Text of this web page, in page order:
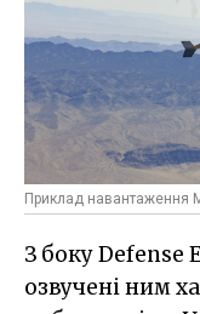
Приклад навантаження
З боку Defense
озвучені ним